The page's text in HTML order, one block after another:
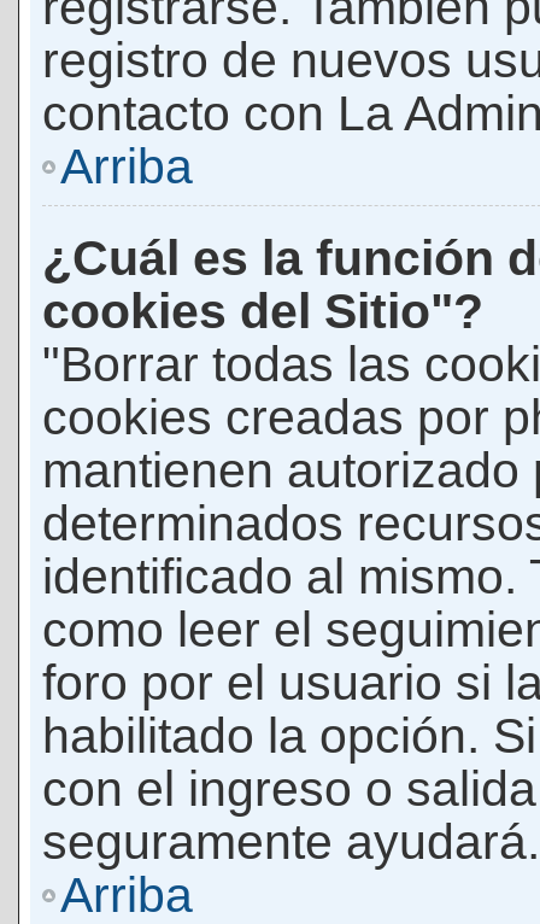
registro de nuevos
contacto con La
Arriba
¿Cuál es la función
cookies del Sitio"?
"Borrar todas las
cookies creadas por
mantienen autorizado
determinados
identificado al mismo.
como leer el
foro por el usuario si
habilitado la opción.
con el ingreso o
seguramente ayudará.
Arriba